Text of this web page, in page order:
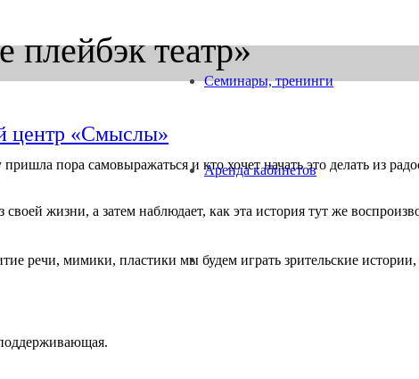
центр «Смыслы»
Семинары, тренинги
Аренда кабинетов
плейбэк театр»
пора самовыражаться и кто хочет начать это делать из
жизни, а затем наблюдает, как эта история тут же
речи, мимики, пластики мы будем играть зрительские